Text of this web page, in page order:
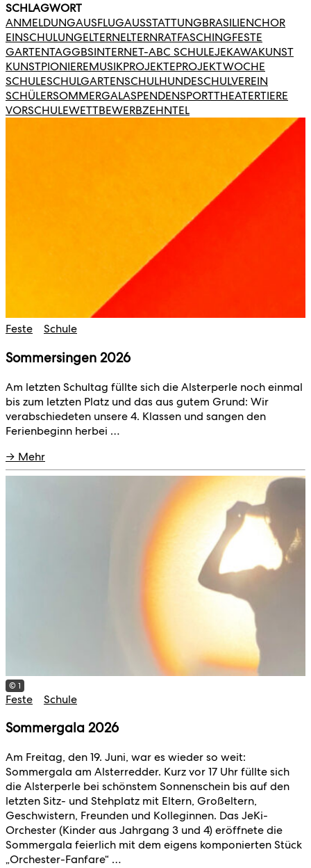
SCHLAGWORT
ANMELDUNGAUSFLUGAUSSTATTUNGBRASILIENCHOR
EINSCHULUNGELTERNELTERNRATFASCHINGFESTE
GARTENTAGGBSINTERNET-ABC SCHULEJEKAWAKUNST
KUNSTPIONIEREMUSIKPROJEKTEPROJEKTWOCHE
SCHULESCHULGARTENSCHULHUNDESCHULVEREIN
SCHÜLERSOMMERGALASPENDENSPORTTHEATERTIERE
VORSCHULEWETTBEWERBZEHNTEL
Feste Schule
Sommersingen 2026
Am letzten Schultag füllte sich die Alsterperle noch einmal
bis zum letzten Platz und das aus gutem Grund: Wir
verabschiedeten unsere 4. Klassen und sangen den
Ferienbeginn herbei …
→ Mehr
© 1
Feste Schule
Sommergala 2026
Am Freitag, den 19. Juni, war es wieder so weit:
Sommergala am Alsterredder. Kurz vor 17 Uhr füllte sich
die Alsterperle bei schönstem Sonnenschein bis auf den
letzten Sitz- und Stehplatz mit Eltern, Großeltern,
Geschwistern, Freunden und Kolleginnen. Das JeKi-
Orchester (Kinder aus Jahrgang 3 und 4) eröffnete die
Sommergala feierlich mit dem eigens komponierten Stück
„Orchester-Fanfare“ …